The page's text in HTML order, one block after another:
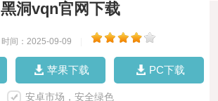
黑洞vqn官网下载
时间：2025-09-09
苹果下载 PC下载
安卓市场，安全绿色